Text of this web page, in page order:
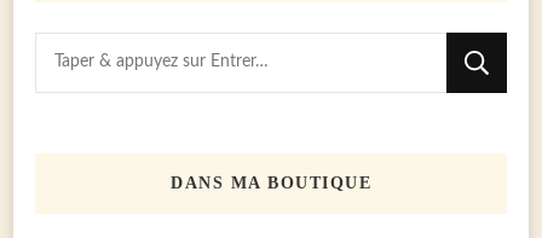
Vous
recherchiez
DANS MA BOUTIQUE